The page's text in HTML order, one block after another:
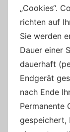
„Cookies“.
richten auf
Sie werden
Dauer einer
dauerhaft
Endgerät
nach Ende
Permanente
gespeichert,